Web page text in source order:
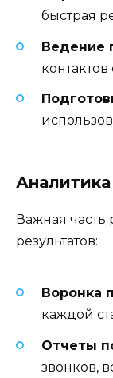
быстрая
Ведение
Важная
результатов:
Воронка
каждой
Отчеты
звонков,